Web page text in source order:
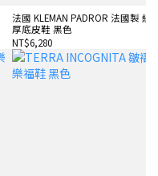
法國 KLEMAN PADROR 法國製 經
厚底皮鞋 黑色
NT$6,280